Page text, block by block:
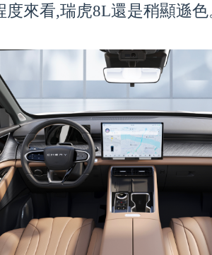
度來看,瑞虎8L還是稍顯遜色